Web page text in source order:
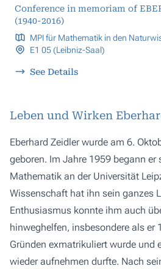
Conference in memoriam of
(1940-2016)
MPI für Mathematik in den
E1 05 (Leibniz-Saal)
See Details
Leben und Wirken
Eberhard Zeidler wurde am 6.
geboren. Im Jahre 1959 begann er
Mathematik an der Universität
Wissenschaft hat ihn sein ganzes
Enthusiasmus konnte ihm auch
hinweghelfen, insbesondere als er
Gründen exmatrikuliert wurde und
wieder aufnehmen durfte. Nach